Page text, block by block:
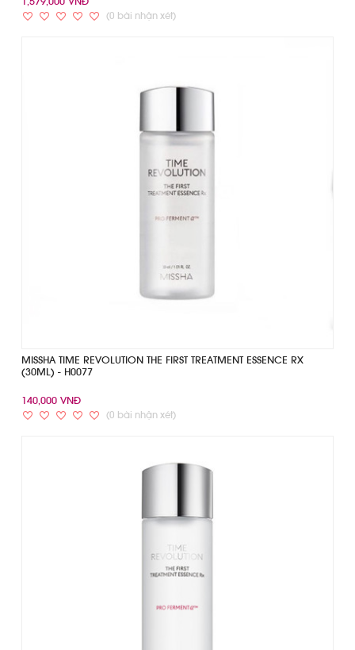
(0 bài nhận xét)
MISSHA TIME REVOLUTION THE FIRST TREATMENT ESSENCE RX
(30ML) - H0077
140,000 VNĐ
(0 bài nhận xét)